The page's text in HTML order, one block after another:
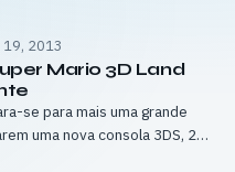
2013
Mario 3D Land
se para mais uma grande
uma nova consola 3DS, 2DS
com um de 15 outros